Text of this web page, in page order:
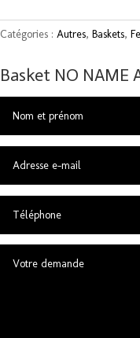
Catégories : Autres, Baskets,
Basket NO NAME